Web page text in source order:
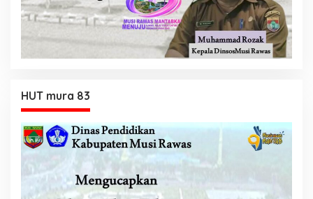
HUT mura 83